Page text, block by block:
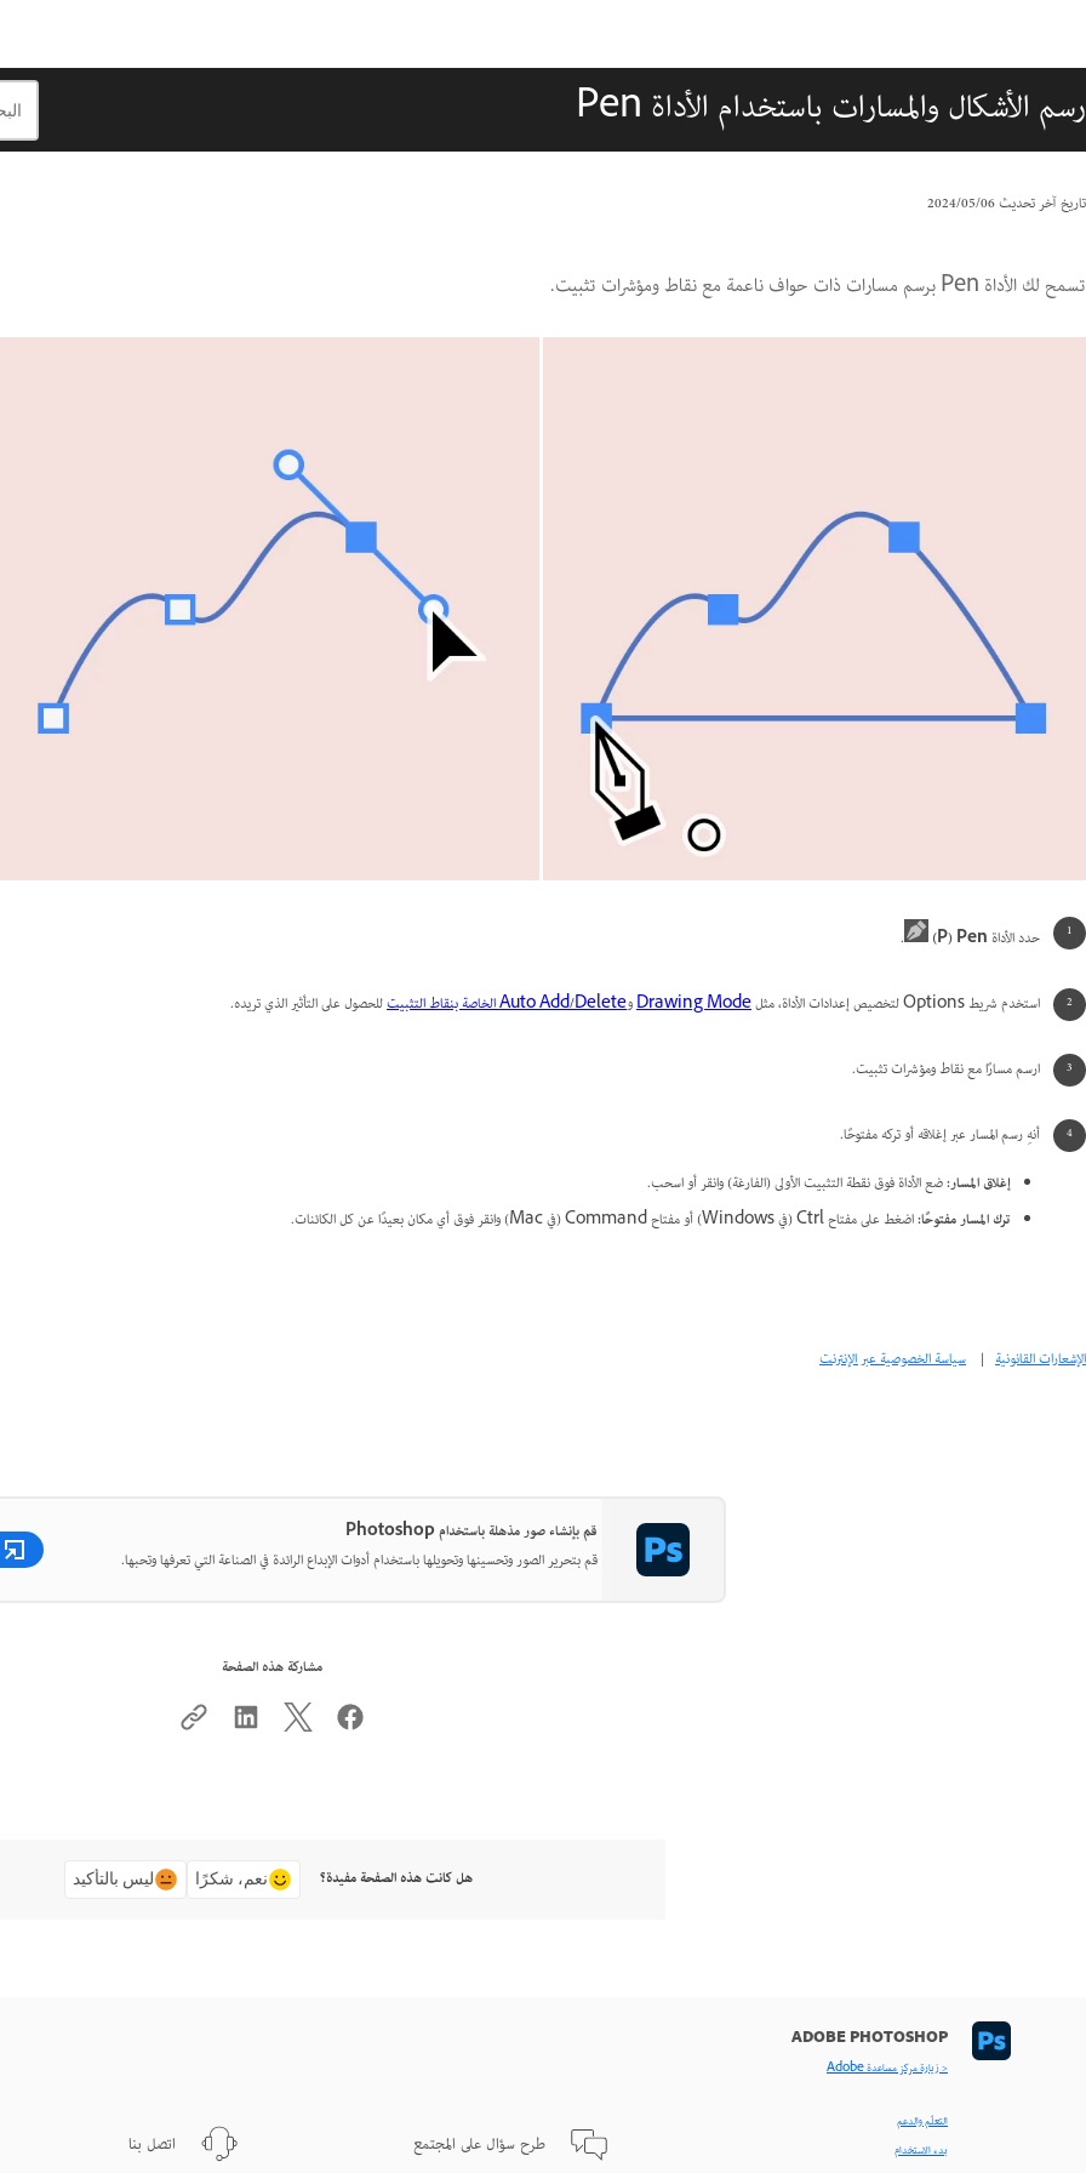
رسم الأشكال والمسارات باستخدام الأداة Pen
تاريخ آخر تحديث06‏/05‏/2024
تسمح لك الأداة Pen برسم مسارات ذات حواف ناعمة مع نقاط ومؤشرات تثبيت.
حدد الأداةPen ‏(P)
.
استخدم شريط Options لتخصيص إعدادات الأداة، مثل Drawing ModeوAuto Add/Delete الخاصة بنقاط التثبيت للحصول على التأثير الذي تريده.
ارسم مسارًا مع نقاط ومؤشرات تثبيت.
أنهِ رسم المسار عبر إغلاقه أو تركه مفتوحًا.
إغلاق المسار:ضع الأداة فوق نقطة التثبيت الأولى (الفارغة) وانقر أو اسحب.
ترك المسار مفتوحًا:اضغط على مفتاح Ctrl (في Windows) أو مفتاح Command (في Mac) وانقر فوق أي مكان بعيدًا عن كل الكائنات.
الإشعارات القانونية | سياسة الخصوصية عبر الإنترنت
قم بإنشاء صور مذهلة باستخدام Photoshop
قم بتحرير الصور وتحسينها وتحويلها باستخدام أدوات الإبداع الرائدة في الصناعة التي تعرفها وتحبها.
مشاركة هذه الصفحة
هل كانت هذه الصفحة مفيدة؟ نعم، شكرًا ليس بالتأكيد
ADOBE PHOTOSHOP
< زيارة مركز مساعدة Adobe
التعلّم والدعم
بدء الاستخدام
طرح سؤال على المجتمع اتصل بنا